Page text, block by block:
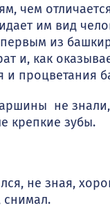
чем
им вид
из
и, как
и процветания
не
креп­кие зубы.
не зная,
снимал.